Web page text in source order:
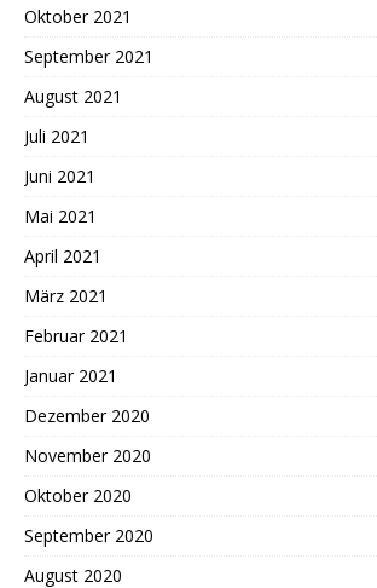
Oktober 2021
September 2021
August 2021
Juli 2021
Juni 2021
Mai 2021
April 2021
März 2021
Februar 2021
Januar 2021
Dezember 2020
November 2020
Oktober 2020
September 2020
August 2020